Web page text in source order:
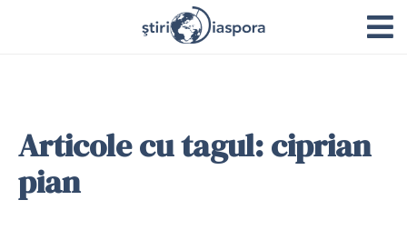
Articole cu tagul: ciprian
pian